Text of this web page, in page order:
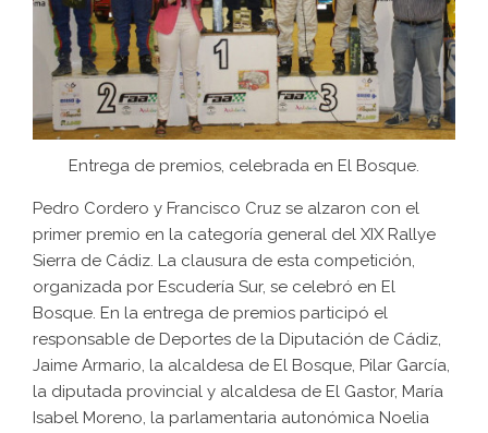
Entrega de premios, celebrada en El Bosque.
Pedro Cordero y Francisco Cruz se alzaron con el
primer premio en la categoría general del XIX Rallye
Sierra de Cádiz. La clausura de esta competición,
organizada por Escudería Sur, se celebró en El
Bosque. En la entrega de premios participó el
responsable de Deportes de la Diputación de Cádiz,
Jaime Armario, la alcaldesa de El Bosque, Pilar García,
la diputada provincial y alcaldesa de El Gastor, María
Isabel Moreno, la parlamentaria autonómica Noelia